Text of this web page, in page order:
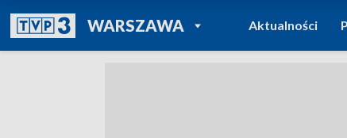
WARSZAWAPOWRÓT DO
TVP REGIONY
Aktualności